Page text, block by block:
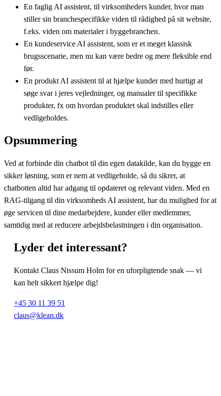
En faglig AI assistent, til virksomheders kunder, hvor man
stiller sin branchespecifikke viden til rådighed på sit website,
f.eks. viden om materialer i byggebranchen.
En kundeservice AI assistent, som er et meget klassisk
brugsscenarie, men nu kan være bedre og mere fleksible end
før.
En produkt AI assistent til at hjælpe kunder med hurtigt at
søge svar i jeres vejledninger, og manualer til specifikke
produkter, fx om hvordan produktet skal indstilles eller
vedligeholdes.
Opsummering
Ved at forbinde din chatbot til din egen datakilde, kan du bygge en
sikker løsning, som er nem at vedligeholde, så du sikrer, at
chatbotten altid har adgang til opdateret og relevant viden. Med en
RAG-tilgang til din virksomheds AI assistent, har du mulighed for at
øge servicen til dine medarbejdere, kunder eller medlemmer,
samtidig med at reducere arbejdsbelastningen i din organisation.
Lyder det interessant?
Kontakt Claus Nissum Holm for en uforpligtende snak — vi
kan helt sikkert hjælpe dig!
+45 30 11 39 51
claus@klean.dk